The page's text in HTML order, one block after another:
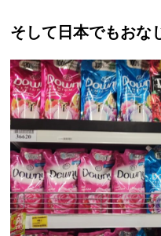
そして日本でもおな